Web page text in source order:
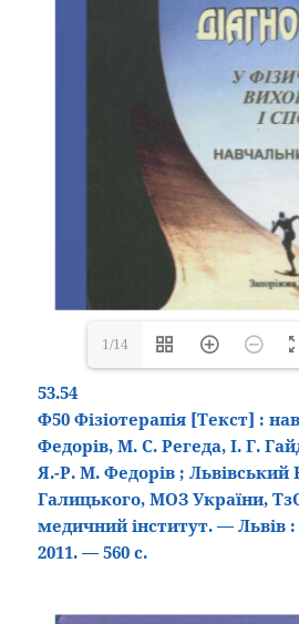
1/14
53.54
Ф50 Фізіотерапія [Текст] :
Федорів, М. С. Регеда, І. Г.
Я.-Р. М. Федорів ; Львівський
Галицького, МОЗ України,
медичний інститут. — Львів :
2011. — 560 с.